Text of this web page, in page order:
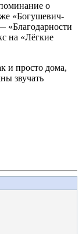
о
«Богушевич-
«Благодарности
на «Лёгкие
и просто дома,
звучать